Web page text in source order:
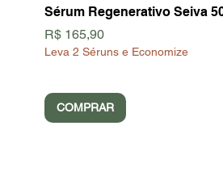
Sérum Regenerativo Seiva
Preço
R$ 165,90
Leva 2 Séruns e Economize
COMPRAR